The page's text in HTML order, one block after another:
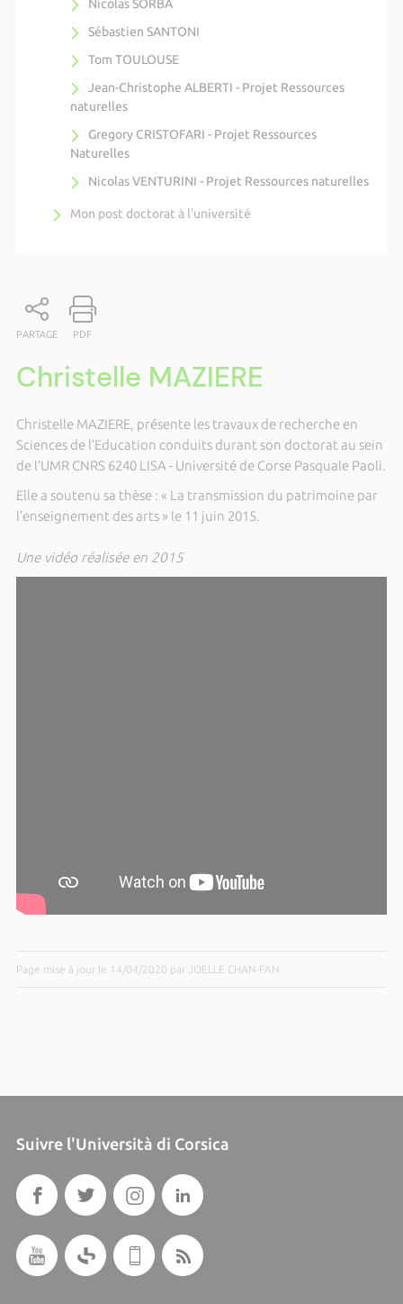
Nicolas SORBA
Sébastien SANTONI
Tom TOULOUSE
Jean-Christophe ALBERTI - Projet Ressources
naturelles
Gregory CRISTOFARI - Projet Ressources
Naturelles
Nicolas VENTURINI - Projet Ressources naturelles
Mon post doctorat à l'université
PARTAGE PDF
Christelle MAZIERE
Christelle MAZIERE, présente les travaux de recherche en
Sciences de l’Education conduits durant son doctorat au sein
de l’UMR CNRS 6240 LISA - Université de Corse Pasquale Paoli.
Elle a soutenu sa thèse : « La transmission du patrimoine par
l’enseignement des arts » le 11 juin 2015.
Une vidéo réalisée en 2015
Page mise à jour le 14/04/2020 par JOELLE CHAN-FAN
Suivre l'Università di Corsica